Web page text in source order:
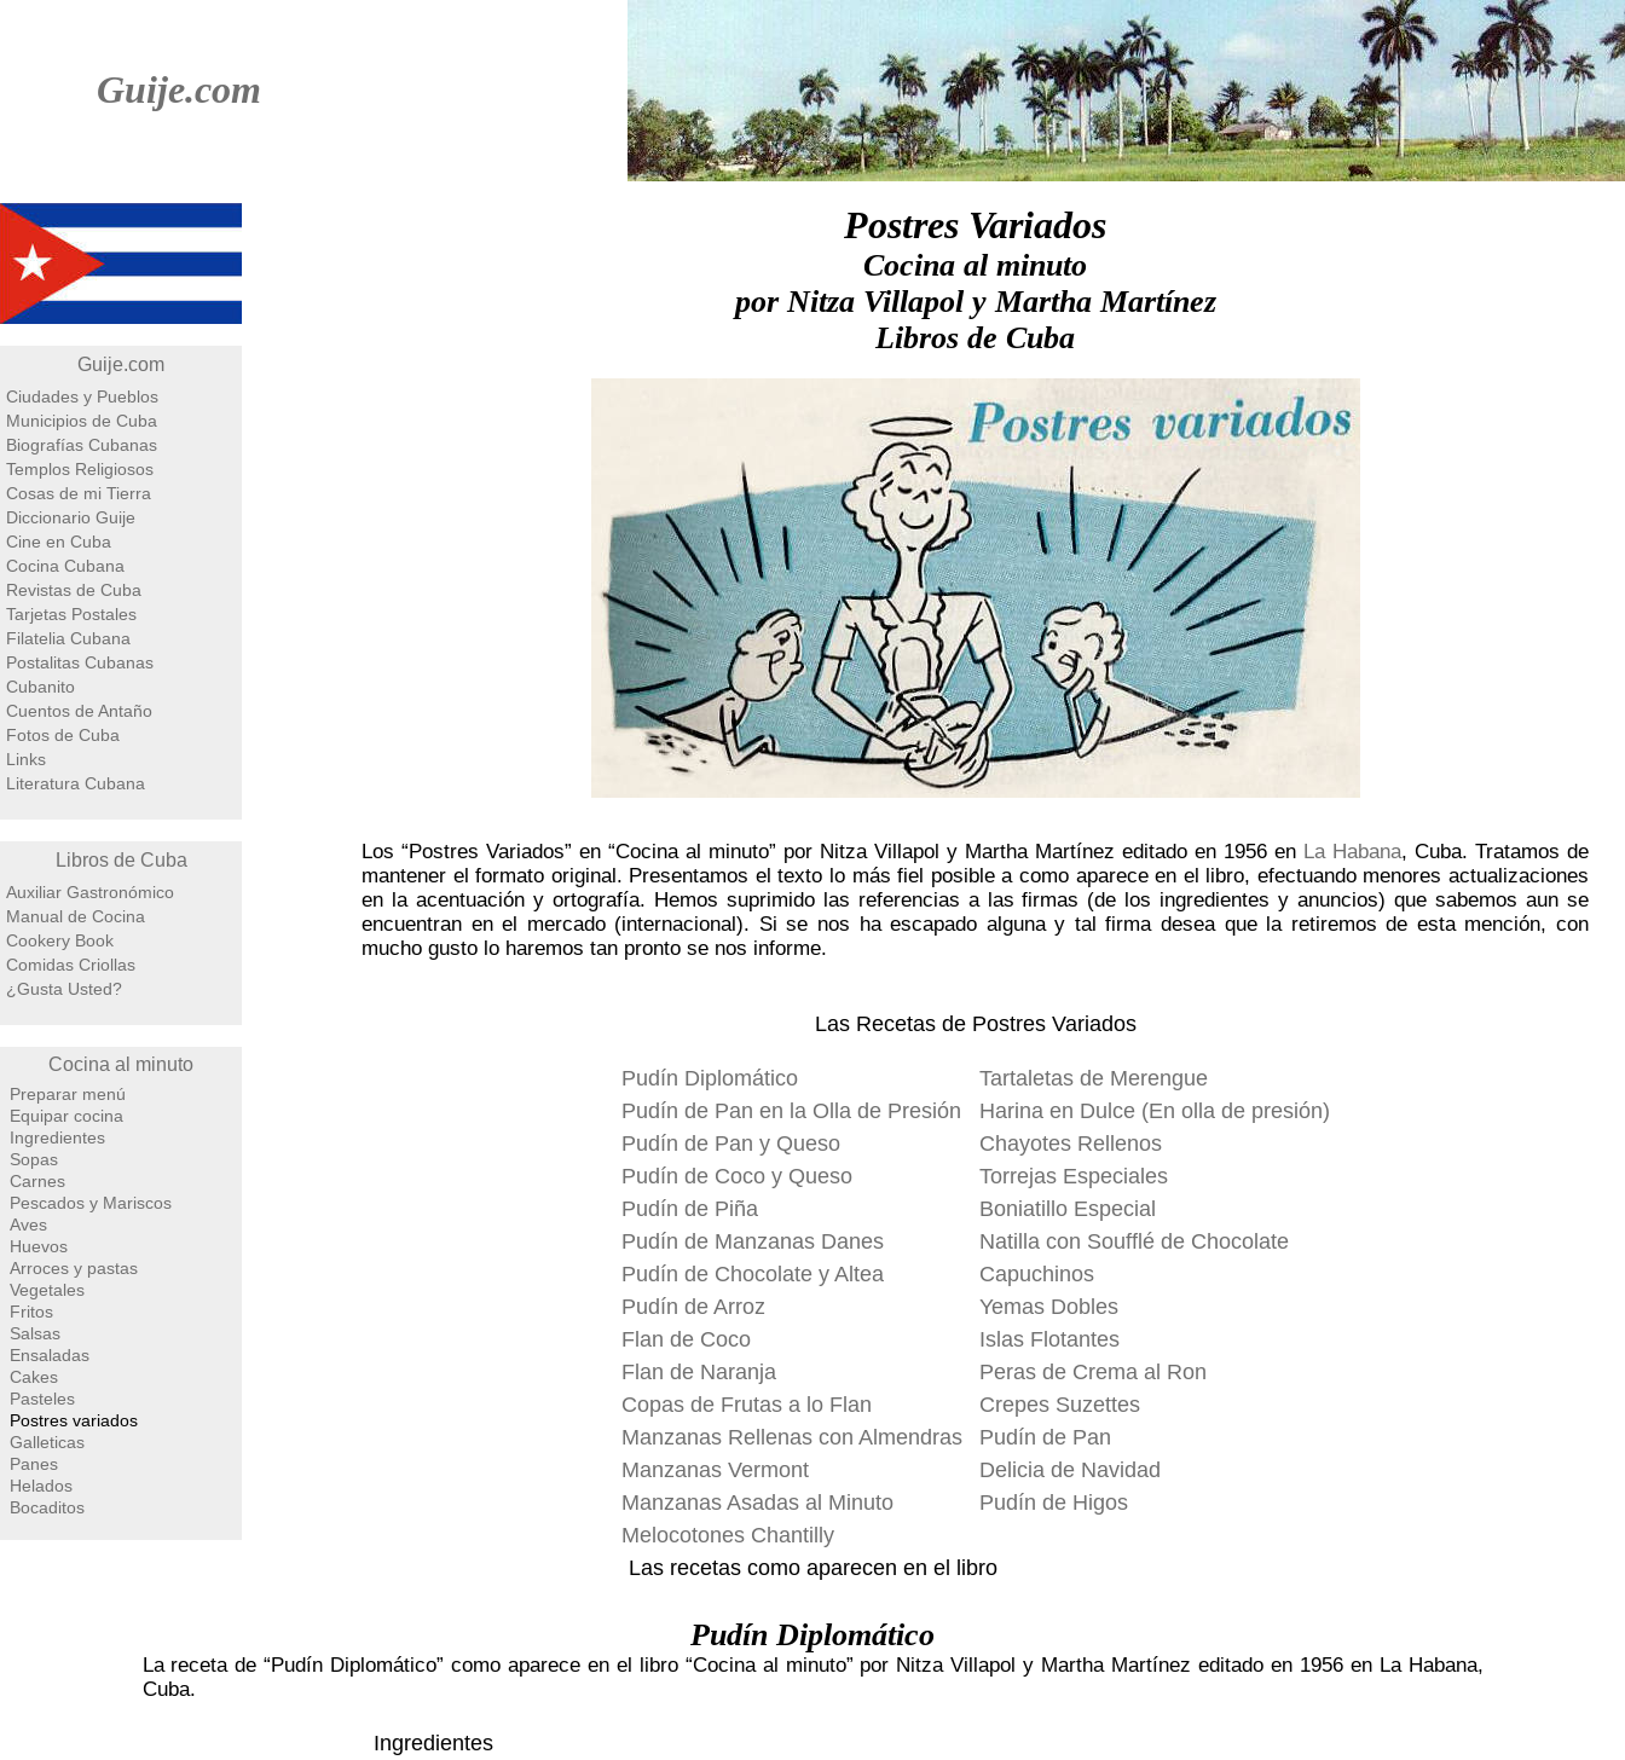
Guije.com
Guije.com
Ciudades y Pueblos
Municipios de Cuba
Biografías Cubanas
Templos Religiosos
Cosas de mi Tierra
Diccionario Guije
Cine en Cuba
Cocina Cubana
Revistas de Cuba
Tarjetas Postales
Filatelia Cubana
Postalitas Cubanas
Cubanito
Cuentos de Antaño
Fotos de Cuba
Links
Literatura Cubana
Libros de Cuba
Auxiliar Gastronómico
Manual de Cocina
Cookery Book
Comidas Criollas
¿Gusta Usted?
Cocina al minuto
Preparar menú
Equipar cocina
Ingredientes
Sopas
Carnes
Pescados y Mariscos
Aves
Huevos
Arroces y pastas
Vegetales
Fritos
Salsas
Ensaladas
Cakes
Pasteles
Postres variados
Galleticas
Panes
Helados
Bocaditos
Postres Variados
Cocina al minuto
por Nitza Villapol y Martha Martínez
Libros de Cuba
Los “Postres Variados” en “Cocina al minuto” por Nitza Villapol y Martha Martínez editado en 1956 en La Habana, Cuba. Tratamos de
mantener el formato original. Presentamos el texto lo más fiel posible a como aparece en el libro, efectuando menores actualizaciones
en la acentuación y ortografía. Hemos suprimido las referencias a las firmas (de los ingredientes y anuncios) que sabemos aun se
encuentran en el mercado (internacional). Si se nos ha escapado alguna y tal firma desea que la retiremos de esta mención, con
mucho gusto lo haremos tan pronto se nos informe.
Las Recetas de Postres Variados
Pudín Diplomático
Pudín de Pan en la Olla de Presión
Pudín de Pan y Queso
Pudín de Coco y Queso
Pudín de Piña
Pudín de Manzanas Danes
Pudín de Chocolate y Altea
Pudín de Arroz
Flan de Coco
Flan de Naranja
Copas de Frutas a lo Flan
Manzanas Rellenas con Almendras
Manzanas Vermont
Manzanas Asadas al Minuto
Melocotones Chantilly
Tartaletas de Merengue
Harina en Dulce (En olla de presión)
Chayotes Rellenos
Torrejas Especiales
Boniatillo Especial
Natilla con Soufflé de Chocolate
Capuchinos
Yemas Dobles
Islas Flotantes
Peras de Crema al Ron
Crepes Suzettes
Pudín de Pan
Delicia de Navidad
Pudín de Higos
Las recetas como aparecen en el libro
Pudín Diplomático
La receta de “Pudín Diplomático” como aparece en el libro “Cocina al minuto” por Nitza Villapol y Martha Martínez editado en 1956 en La Habana,
Cuba.
Ingredientes